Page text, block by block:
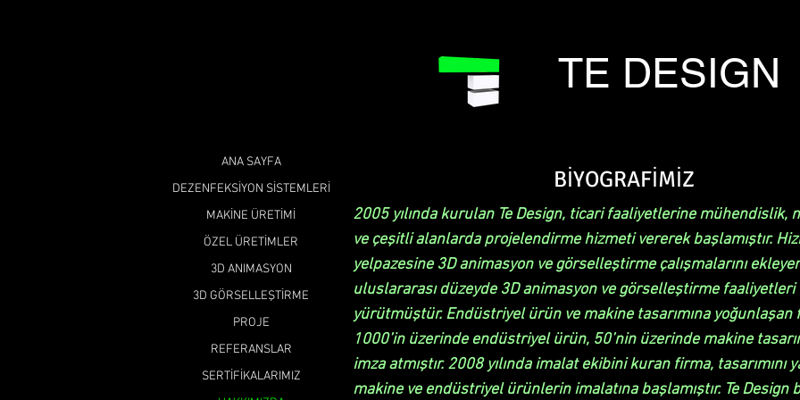
TE DESIGN
BİYOGRAFİMİZ
2005 yılında kurulan Te Design, ticari faaliyetlerine mühendislik,
ve çeşitli alanlarda projelendirme hizmeti vererek başlamıştır.
yelpazesine 3D animasyon ve görselleştirme çalışmalarını
uluslararası düzeyde 3D animasyon ve görselleştirme faaliyetleri
yürütmüştür. Endüstriyel ürün ve makine tasarımına yoğunlaşan
1000’in üzerinde endüstriyel ürün, 50’nin üzerinde makine
imza atmıştır. 2008 yılında imalat ekibini kuran firma, tasarımını
makine ve endüstriyel ürünlerin imalatına başlamıştır. Te Design
ANA SAYFA
DEZENFEKSİYON SİSTEMLERİ
MAKİNE ÜRETİMİ
ÖZEL ÜRETİMLER
3D ANIMASYON
3D GÖRSELLEŞTİRME
PROJE
REFERANSLAR
SERTİFİKALARIMIZ